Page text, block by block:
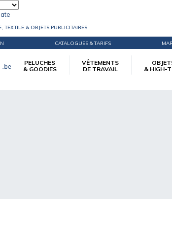
TEXTILE & OBJETS PUBLICITAIRES
CATALOGUES & TARIFS
PELUCHES
& GOODIES
VÊTEMENTS
DE TRAVAIL
& HIGH-